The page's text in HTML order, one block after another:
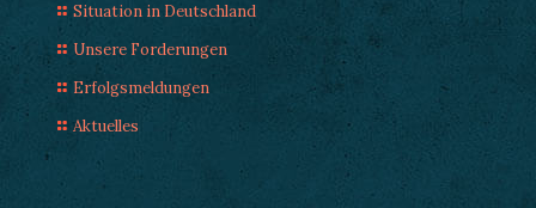
Situation in Deutschland
Unsere Forderungen
Erfolgsmeldungen
Aktuelles